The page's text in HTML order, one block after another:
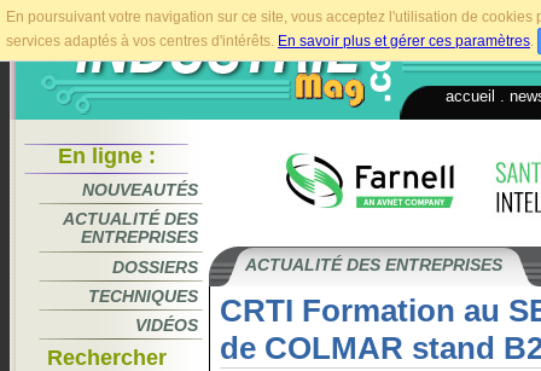
En poursuivant votre navigation sur ce site, vous acceptez l'utilisation de
services adaptés à vos centres d'intérêts. En savoir plus et gérer ces paramètres.
accueil
En ligne :
NOUVEAUTÉS
ACTUALITÉ DES
ENTREPRISES
DOSSIERS
TECHNIQUES
VIDÉOS
Rechercher
ACTUALITÉ DES ENTREPRISES
CRTI Formation au
de COLMAR stand